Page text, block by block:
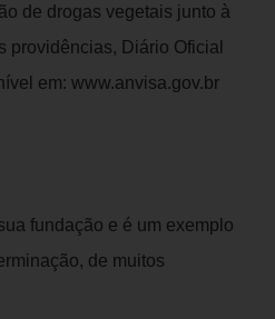
de drogas vegetais junto à
Diário Oficial
em: www.anvisa.gov.br
fundação e é um exemplo
de muitos